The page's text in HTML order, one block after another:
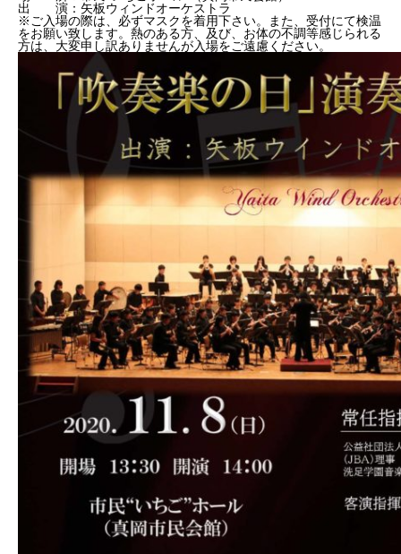
出 演：矢板ウィンドオーケストラ
※ご入場の際は、必ずマスクを着用下さい。また、受付にて検温
をお願い致します。熱のある方、及び、お体の不調等感じられる
方は、大変申し訳ありませんが入場をご遠慮ください。